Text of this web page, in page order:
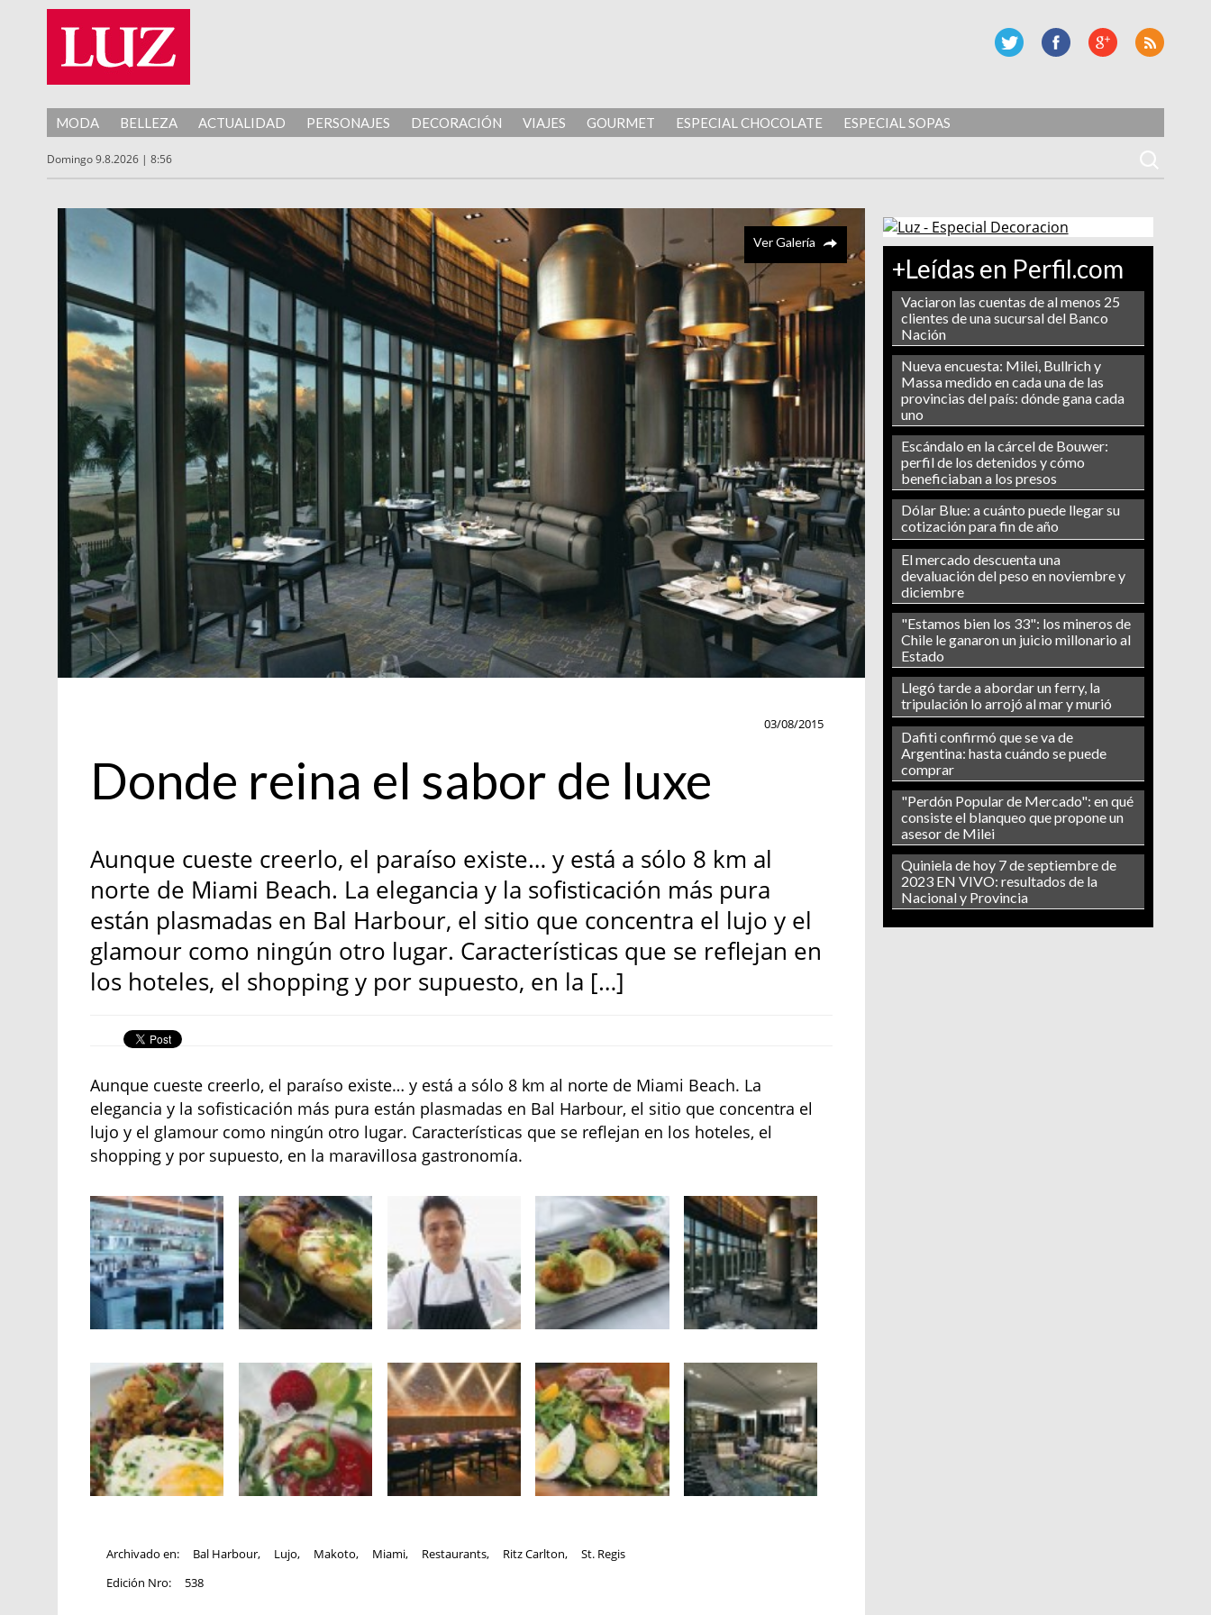
MODA BELLEZA ACTUALIDAD PERSONAJES DECORACIÓN VIAJES GOURMET ESPECIAL CHOCOLATE ESPECIAL SOPAS
Domingo 9.8.2026 | 8:56
+Leídas en Perfil.com
Vaciaron las cuentas de al menos 25
clientes de una sucursal del Banco
Nación
Nueva encuesta: Milei, Bullrich y
Massa medido en cada una de las
provincias del país: dónde gana cada
uno
Escándalo en la cárcel de Bouwer:
perfil de los detenidos y cómo
beneficiaban a los presos
Dólar Blue: a cuánto puede llegar su
cotización para fin de año
El mercado descuenta una
devaluación del peso en noviembre y
diciembre
"Estamos bien los 33": los mineros de
Chile le ganaron un juicio millonario al
Estado
Llegó tarde a abordar un ferry, la
tripulación lo arrojó al mar y murió
Dafiti confirmó que se va de
Argentina: hasta cuándo se puede
comprar
"Perdón Popular de Mercado": en qué
consiste el blanqueo que propone un
asesor de Milei
Quiniela de hoy 7 de septiembre de
2023 EN VIVO: resultados de la
Nacional y Provincia
Ver Galería
03/08/2015
Donde reina el sabor de luxe
Aunque cueste creerlo, el paraíso existe… y está a sólo 8 km al
norte de Miami Beach. La elegancia y la sofisticación más pura
están plasmadas en Bal Harbour, el sitio que concentra el lujo y el
glamour como ningún otro lugar. Características que se reflejan en
los hoteles, el shopping y por supuesto, en la […]
Aunque cueste creerlo, el paraíso existe… y está a sólo 8 km al norte de Miami Beach. La
elegancia y la sofisticación más pura están plasmadas en Bal Harbour, el sitio que concentra el
lujo y el glamour como ningún otro lugar. Características que se reflejan en los hoteles, el
shopping y por supuesto, en la maravillosa gastronomía.
Archivado en: Bal Harbour, Lujo, Makoto, Miami, Restaurants, Ritz Carlton,
St. Regis
Edición Nro:
538